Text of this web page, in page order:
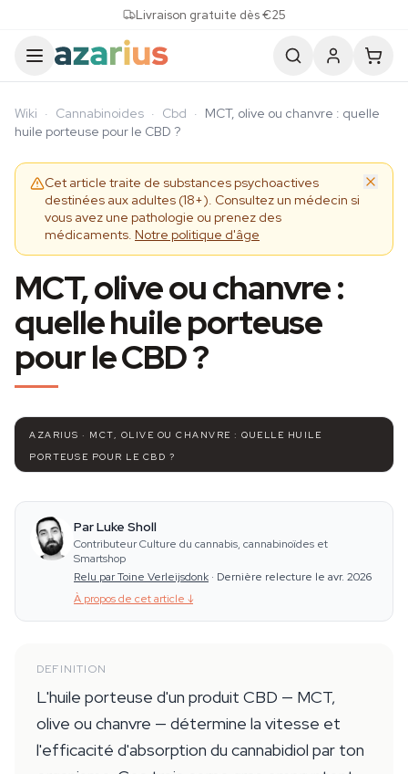
Livraison gratuite dès €25
Wiki · Cannabinoides · Cbd · MCT, olive ou chanvre : quelle
huile porteuse pour le CBD ?
Cet article traite de substances psychoactives
destinées aux adultes (18+). Consultez un médecin si
vous avez une pathologie ou prenez des
médicaments. Notre politique d'âge
MCT, olive ou chanvre :
quelle huile porteuse
pour le CBD ?
AZARIUS · MCT, OLIVE OU CHANVRE : QUELLE HUILE
PORTEUSE POUR LE CBD ?
Par Luke Sholl
Contributeur Culture du cannabis, cannabinoïdes et
Smartshop
Relu par Toine Verleijsdonk · Dernière relecture le avr. 2026
À propos de cet article ↓
DEFINITION
L'huile porteuse d'un produit CBD — MCT,
olive ou chanvre — détermine la vitesse et
l'efficacité d'absorption du cannabidiol par ton